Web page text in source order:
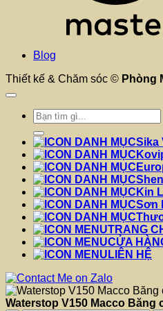
Blog
Thiết kế & Chăm sóc © Phòng
Tìm
kiếm:
Sika
Kin
Sơn
TRANG
CỬA
LIÊN HỆ
Waterstop V150 Macco Băng